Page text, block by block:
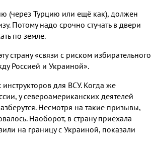
(через Турцию или ещё как), должен
Потому надо срочно стучать в двери
по земле.
страну «связи с риском избирательного
Россией и Украиной».
для ВСУ. Когда же
у североамериканских деятелей
Несмотря на такие призывы,
Наоборот, в страну приехала
на границу с Украиной, показали